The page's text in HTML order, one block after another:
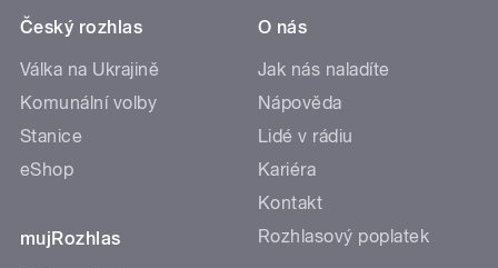
Český rozhlas
Válka na Ukrajině
Komunální volby
Stanice
eShop
mujRozhlas
O nás
Jak nás naladíte
Nápověda
Lidé v rádiu
Kariéra
Kontakt
Rozhlasový poplatek